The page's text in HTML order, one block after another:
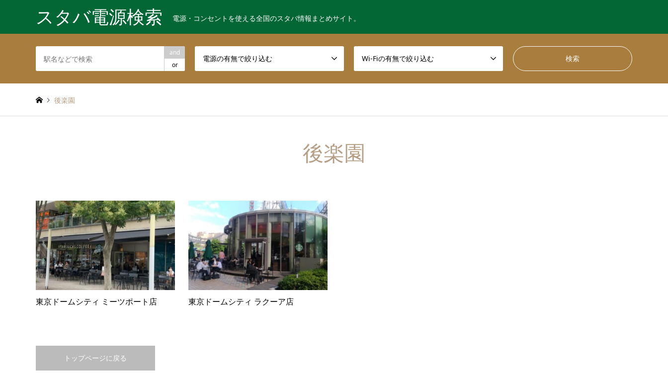
スタバ電源検索 電源・コンセントを使える全国のスタバ情報まとめサイト。
and
or
電源の有無で絞り込む Wi-Fiの有無で絞り込む
後楽園
後楽園
東京ドームシティ ミーツポート店 東京ドームシティ ラクーア店
トップページに戻る